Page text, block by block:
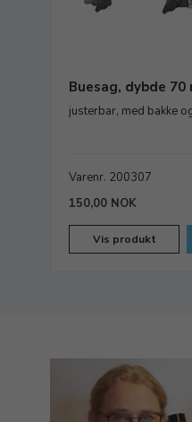
Buesag, dybde 70
justerbar, med bakke
Varenr. 200307
150,00 NOK
Vis produkt